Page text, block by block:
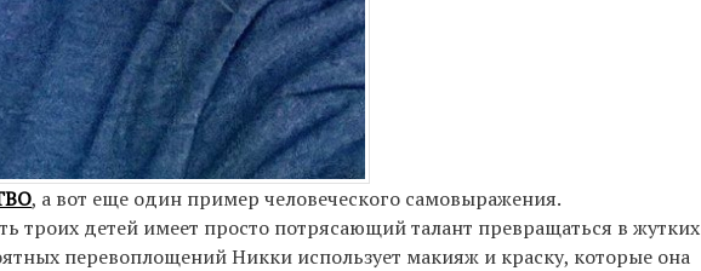
, а вот еще один пример человеческого самовыражения.
троих детей имеет просто потрясающий талант превращаться в жутких
перевоплощений Никки использует макияж и краску, которые она